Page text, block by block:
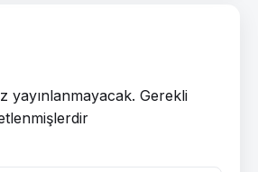
yayınlanmayacak. Gerekli